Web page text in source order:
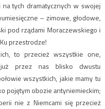
tych dramatycznych w swojej
– zimowe, głodowe,
pod rządami Moraczewskiego i
przestrodze!
to przecież wszystkie one,
przez nas blisko dwustu
wszystkich, jakie mamy tu
pojętym obozie antyniemieckim;
nie z Niemcami się przecież